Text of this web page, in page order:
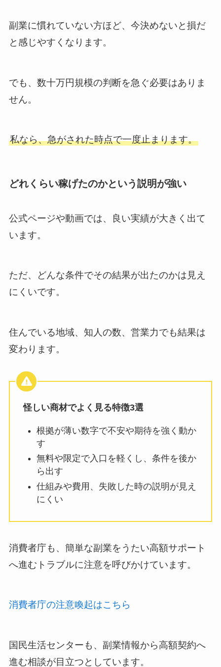
副業に慣れていない方ほど、今決めないと損だ
と感じやすくなります。
でも、数十万円規模の判断を急ぐ必要はありま
せん。
私なら、急がされた時点で一度止まります。
どれくらい稼げたのかという説明が強い
公式ページや動画では、良い実績が大きく出て
います。
ただ、どんな条件でその結果が出たのかは見え
にくいです。
住んでいる地域、知人の数、営業力でも結果は
変わります。
怪しい商材でよく見る特徴3選
根拠が薄い数字で不安や期待を強く動か
す
無料や限定で入口を軽くし、条件を後か
ら出す
仕組みや費用、失敗した時の説明が見え
にくい
消費者庁も、簡単な副業をうたい高額サポート
へ進むトラブルに注意を呼びかけています。
消費者庁の注意喚起はこちら
国民生活センターも、副業情報から高額契約へ
進む相談が目立つとしています。